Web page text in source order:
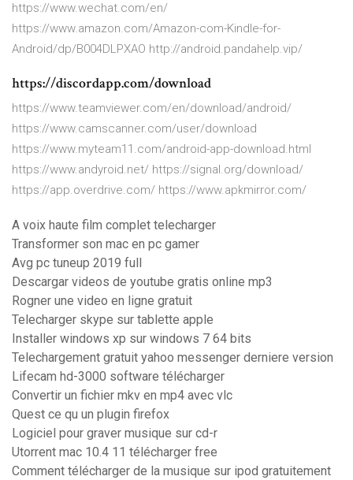
https://www.wechat.com/en/
https://www.amazon.com/Amazon-com-Kindle-for-
Android/dp/B004DLPXAO http://android.pandahelp.vip/
https://discordapp.com/download
https://www.teamviewer.com/en/download/android/
https://www.camscanner.com/user/download
https://www.myteam11.com/android-app-download.html
https://www.andyroid.net/ https://signal.org/download/
https://app.overdrive.com/ https://www.apkmirror.com/
A voix haute film complet telecharger
Transformer son mac en pc gamer
Avg pc tuneup 2019 full
Descargar videos de youtube gratis online mp3
Rogner une video en ligne gratuit
Telecharger skype sur tablette apple
Installer windows xp sur windows 7 64 bits
Telechargement gratuit yahoo messenger derniere version
Lifecam hd-3000 software télécharger
Convertir un fichier mkv en mp4 avec vlc
Quest ce qu un plugin firefox
Logiciel pour graver musique sur cd-r
Utorrent mac 10.4 11 télécharger free
Comment télécharger de la musique sur ipod gratuitement